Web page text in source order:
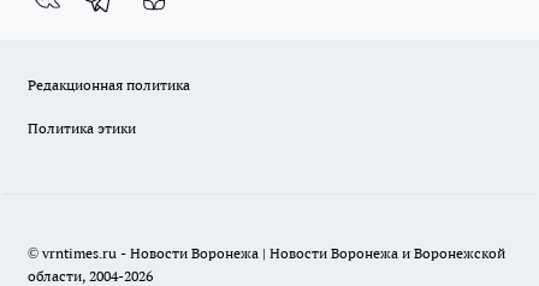
Редакционная политика
Политика этики
© vrntimes.ru - Новости Воронежа | Новости Воронежа и Воронежской
области, 2004-2026